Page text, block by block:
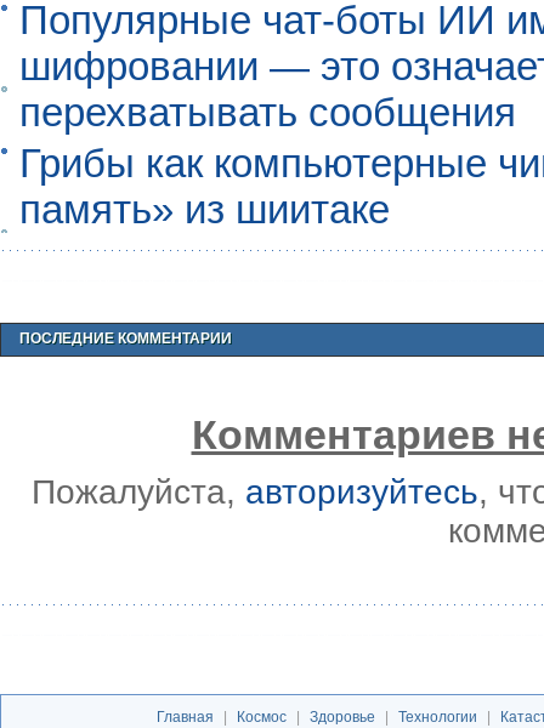
Популярные чат-боты ИИ
шифровании — это
перехватывать сообщения
Грибы как компьютерные
память» из шиитаке
ПОСЛЕДНИЕ КОММЕНТАРИИ
Комментариев
Пожалуйста, авторизуйтесь,
Главная Космос Здоровье Технологии